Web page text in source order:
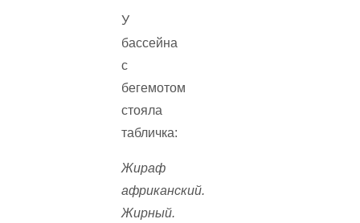
У
бассейна
с
бегемотом
стояла
табличка:
Жираф
африканский.
Жирный.